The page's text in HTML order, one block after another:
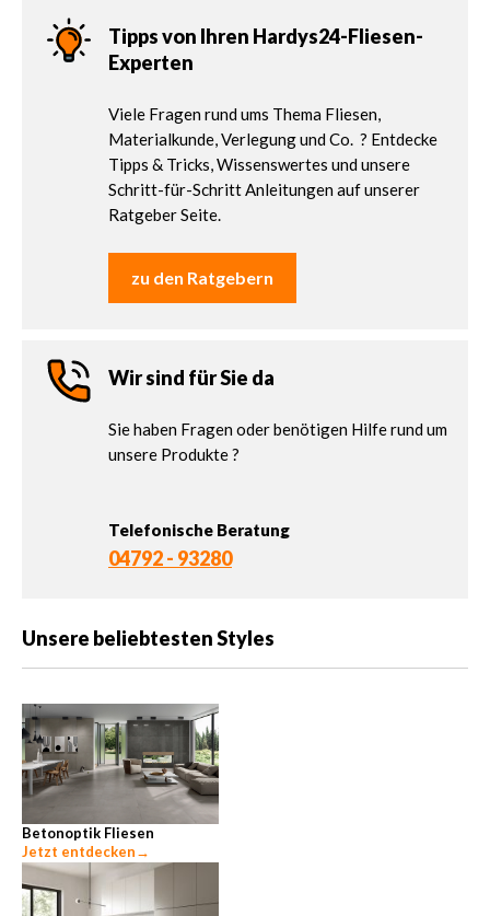
Tipps von Ihren Hardys24-Fliesen-
Experten
Viele Fragen rund ums Thema Fliesen,
Materialkunde, Verlegung und Co. ? Entdecke
Tipps & Tricks, Wissenswertes und unsere
Schritt-für-Schritt Anleitungen auf unserer
Ratgeber Seite.
zu den Ratgebern
Wir sind für Sie da
Sie haben Fragen oder benötigen Hilfe rund um
unsere Produkte ?
Telefonische Beratung
04792 - 93280
Unsere beliebtesten Styles
Betonoptik Fliesen
Jetzt entdecken→